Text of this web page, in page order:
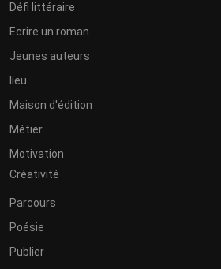
Défi littéraire
Ecrire un roman
Jeunes auteurs
lieu
Maison d'édition
Métier
Motivation
Créativité
Parcours
Poésie
Publier